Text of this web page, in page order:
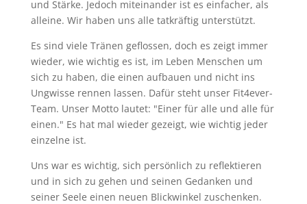
und Stärke. Jedoch miteinander ist es einfacher, als
alleine. Wir haben uns alle tatkräftig unterstützt.
Es sind viele Tränen geflossen, doch es zeigt immer
wieder, wie wichtig es ist, im Leben Menschen um
sich zu haben, die einen aufbauen und nicht ins
Ungwisse rennen lassen. Dafür steht unser Fit4ever-
Team. Unser Motto lautet: "Einer für alle und alle für
einen." Es hat mal wieder gezeigt, wie wichtig jeder
einzelne ist.
Uns war es wichtig, sich persönlich zu reflektieren
und in sich zu gehen und seinen Gedanken und
seiner Seele einen neuen Blickwinkel zuschenken.